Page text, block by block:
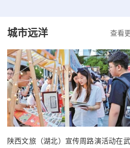
查看
城市远洋
陕西文旅（湖北）宣传周路演活动在